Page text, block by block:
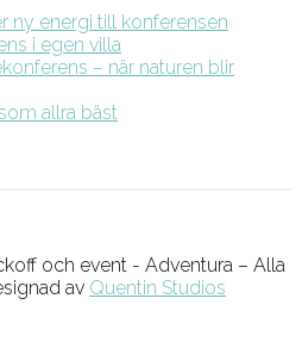
ny energi till konferensen
i egen villa
– när naturen blir
allra bäst
och event - Adventura – Alla
av Quentin Studios